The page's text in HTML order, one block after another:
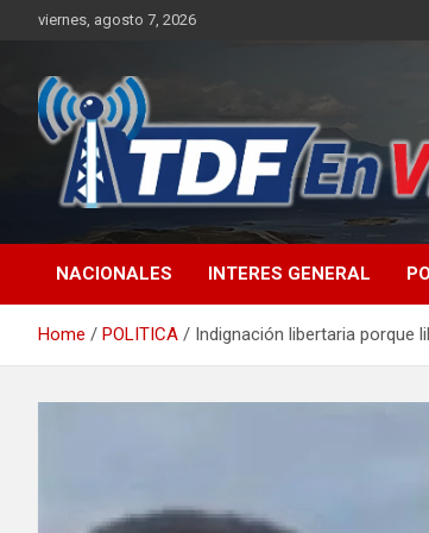
viernes, agosto 7, 2026
NACIONALES INTERES GENERAL
Home POLITICA Indignación libertaria porque